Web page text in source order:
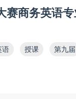
赛商务英语
语 授课 第九届